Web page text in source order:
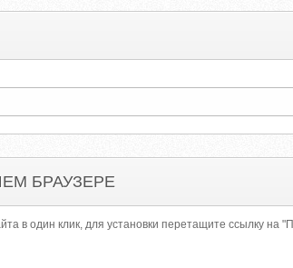
БРАУЗЕРЕ
в один клик, для установки перетащите ссылку на